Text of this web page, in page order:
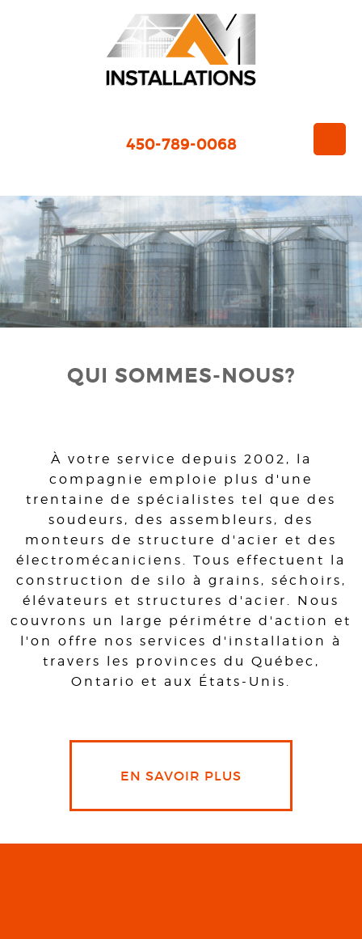
450-789-0068
QUI SOMMES-NOUS?
À votre service depuis 2002, la
compagnie emploie plus d'une
trentaine de spécialistes tel que des
soudeurs, des assembleurs, des
monteurs de structure d'acier et des
électromécaniciens. Tous effectuent la
construction de silo à grains, séchoirs,
élévateurs et structures d'acier. Nous
couvrons un large périmétre d'action et
l'on offre nos services d'installation à
travers les provinces du Québec,
Ontario et aux États-Unis.
EN SAVOIR PLUS